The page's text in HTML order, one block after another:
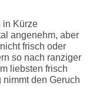
in Kürze
angenehm, aber
frisch oder
so nach ranziger
liebsten frisch
den Geruch